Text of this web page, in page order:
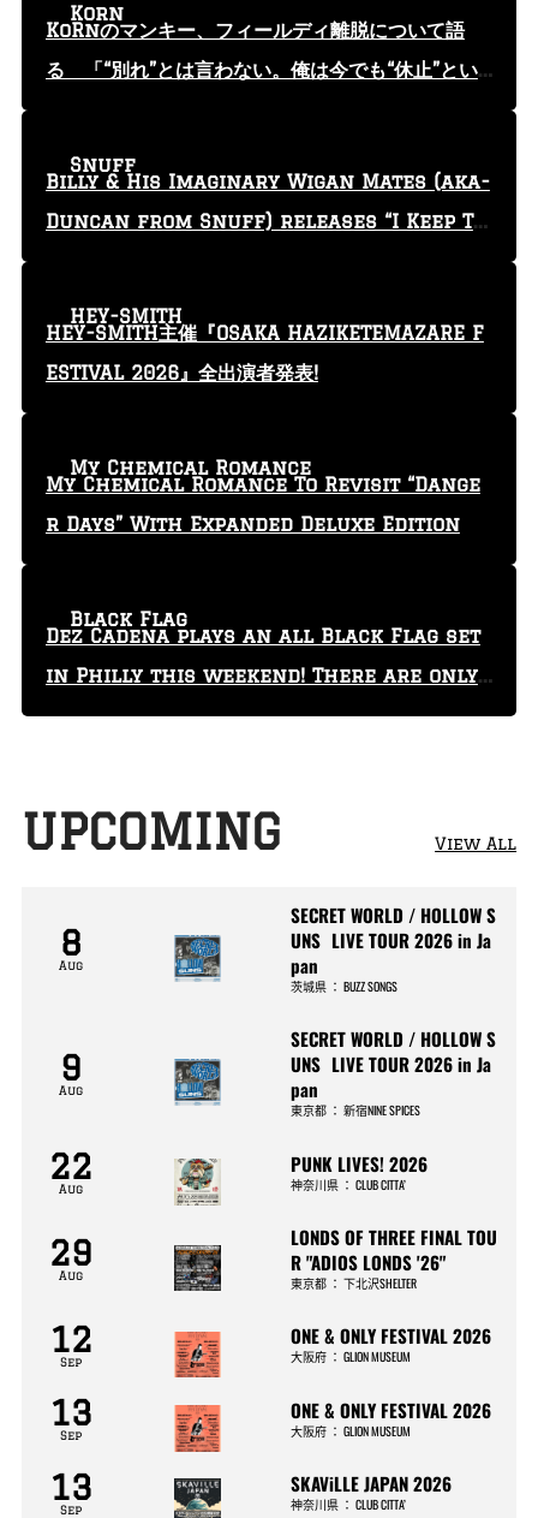
KoRnのマンキー、フィールディ離脱について語
る 「“別れ”とは言わない。俺は今でも“休止”とい
Korn
Billy & His Imaginary Wigan Mates (aka-
Duncan from Snuff) releases “I Keep Tr
Snuff
HEY-SMITH主催『OSAKA HAZIKETEMAZARE F
ESTIVAL 2026』全出演者発表!
HEY-SMITH
My Chemical Romance To Revisit “Dange
r Days” With Expanded Deluxe Edition
My Chemical Romance
Dez Cadena plays an all Black Flag set
in Philly this weekend! There are only
29 tickets left!
Black Flag
UPCOMING View All
8
Aug
SECRET WORLD / HOLLOW S
UNS LIVE TOUR 2026 in Ja
pan
茨城県 ：BUZZ SONGS
9
Aug
SECRET WORLD / HOLLOW S
UNS LIVE TOUR 2026 in Ja
pan
東京都 ：新宿NINE SPICES
22
Aug
PUNK LIVES! 2026
神奈川県 ：CLUB CITTA’
29
Aug
LONDS OF THREE FINAL TOU
R "ADIOS LONDS '26"
東京都 ：下北沢SHELTER
12
Sep
ONE & ONLY FESTIVAL 2026
大阪府 ：GLION MUSEUM
13
Sep
ONE & ONLY FESTIVAL 2026
大阪府 ：GLION MUSEUM
13
Sep
SKAViLLE JAPAN 2026
神奈川県 ：CLUB CITTA’